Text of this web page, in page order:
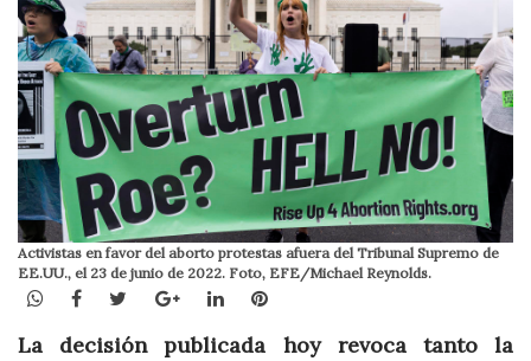
Activistas en favor del aborto protestas afuera del Tribunal Supremo de
EE.UU., el 23 de junio de 2022. Foto, EFE/Michael Reynolds.
WhatsApp
Facebook
TwitterGoogle+LinkedInPinterest
La decisión publicada hoy revoca tanto la